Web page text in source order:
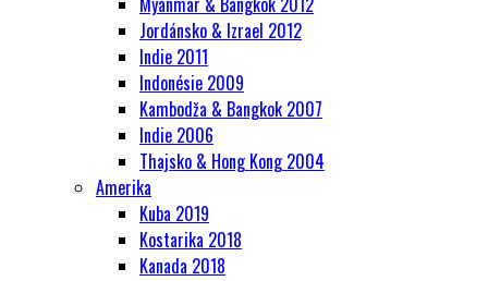
Jordánsko & Izrael 2012
Indie 2011
Indonésie 2009
Kambodža & Bangkok 2007
Indie 2006
Thajsko & Hong Kong 2004
Amerika
Kuba 2019
Kostarika 2018
Kanada 2018